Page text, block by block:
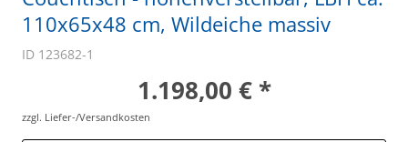
110x65x48 cm, Wildeiche massiv
ID 123682-1
1.198,00 € *
zzgl. Liefer-/Versandkosten